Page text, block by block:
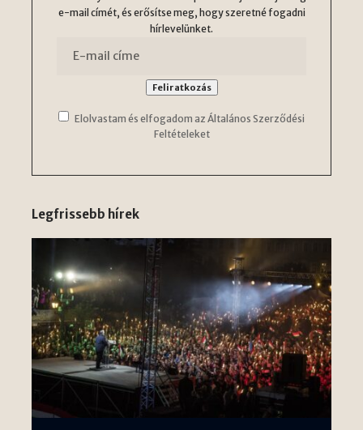
e-mail címét, és erősítse meg, hogy szeretné fogadni
hírlevelünket.
Elolvastam és elfogadom az Általános Szerződési
Feltételeket
Legfrissebb hírek